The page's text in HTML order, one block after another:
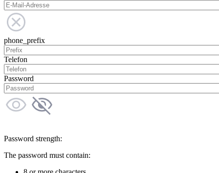
phone_prefix
Telefon
Password
Password strength:
The password must contain: